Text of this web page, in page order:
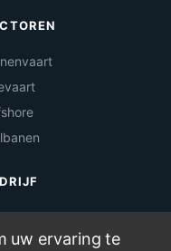
uw ervaring te